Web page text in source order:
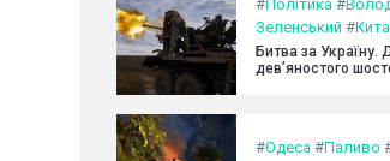
#Політика #
Зеленський #
Битва за Україну.
дев’яностого
#Одеса #Паливо